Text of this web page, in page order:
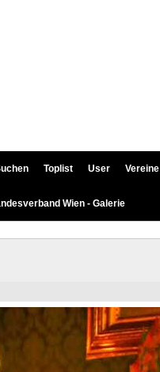
Toplist User Vereine
Wien - Galerie